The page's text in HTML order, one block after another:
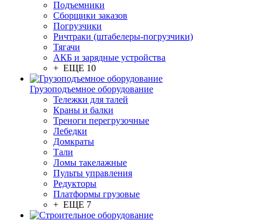
Подъемники
Сборщики заказов
Погрузчики
Ричтраки (штабелеры-погрузчики)
Тягачи
АКБ и зарядные устройства
+ ЕЩЕ 10
Грузоподъемное оборудование
Тележки для талей
Краны и балки
Треноги перегрузочные
Лебедки
Домкраты
Тали
Ломы такелажные
Пульты управления
Редукторы
Платформы грузовые
+ ЕЩЕ 7